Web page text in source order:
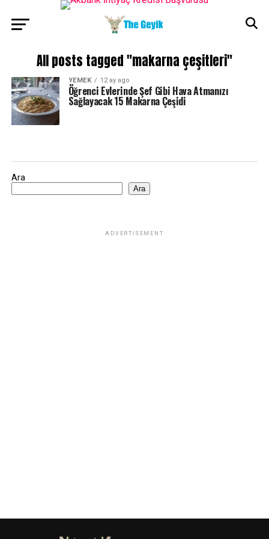
All posts tagged "makarna çeşitleri"
YEMEK 12 ay ago
Öğrenci Evlerinde Şef Gibi Hava Atmanızı
Sağlayacak 15 Makarna Çeşidi
Ara
Ara
ADVERTISEMENT